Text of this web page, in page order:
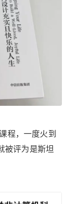
程，一度火到
被评为是斯坦